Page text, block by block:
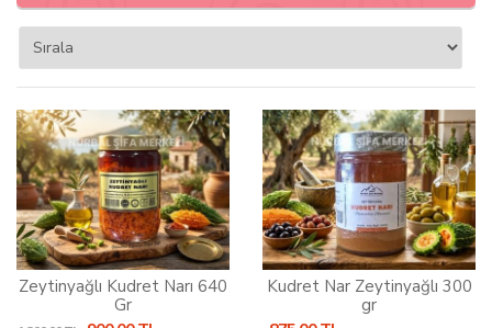
Zeytinyağlı Kudret Narı 640
Gr
Kudret Nar Zeytinyağlı 300
gr